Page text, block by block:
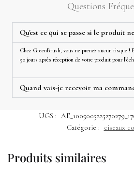
Questions
Qu'est ce qui se passe si le produit
Chez GreenBrush, vous ne prenez aucun risque !
90 jours après réception de votre produit pour
Quand vais-je recevoir ma
UGS :
Catégorie :
ciseaux
Produits similaires